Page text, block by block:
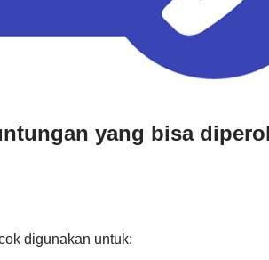
yang bisa
digunakan untuk: